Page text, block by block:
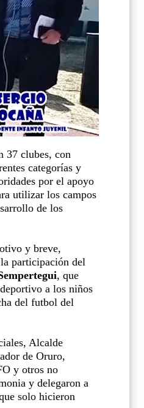
37 clubes, con
categorías y
por el apoyo
utilizar los campos
de los
y breve,
participación del
, que
a los niños
del futbol del
Alcalde
de Oruro,
y otros no
y delegaron a
solo hicieron